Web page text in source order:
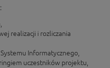
realizacji i rozliczania
Informatycznego,
uczestników projektu,